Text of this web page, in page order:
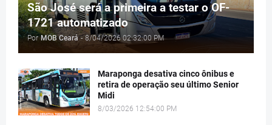
São José será a primeira a testar o OF-
1721 automatizado
Por MOB Ceará - 8/04/2026 02:32:00 PM
Maraponga desativa cinco ônibus e
retira de operação seu último Senior
Midi
8/03/2026 12:54:00 PM